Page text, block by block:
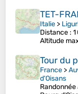
TET-
Italie >
Distance :
Altitude
Tour du
France >
d'Oisans